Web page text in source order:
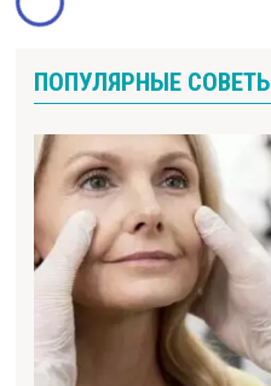
ПОПУЛЯРНЫЕ СОВЕТЫ